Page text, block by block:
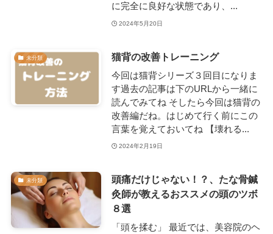
に完全に良好な状態であり、...
2024年5月20日
未分類 猫背の改善トレーニング
今回は猫背シリーズ３回目になりま
す過去の記事は下のURLから一緒に
読んでみてね そしたら今回は猫背の
改善編だね。はじめて行く前にこの
言葉を覚えておいてね 【壊れる...
2024年2月19日
未分類
頭痛だけじゃない！？、たな骨鍼
灸師が教えるおススメの頭のツボ
８選
「頭を揉む」 最近では、美容院のヘ